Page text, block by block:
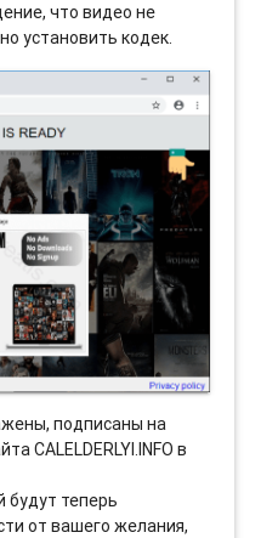
что видео не
установить кодек.
подписаны на
CALELDERLYI.INFO в
будут теперь
от вашего желания,